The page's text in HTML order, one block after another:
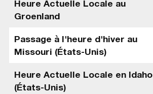
Heure Actuelle Locale au
Groenland
Passage à l'heure d'hiver au
Missouri (États-Unis)
Heure Actuelle Locale en Idaho
(États-Unis)